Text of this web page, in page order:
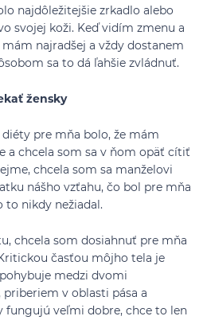
najdôležitejšie zrkadlo alebo
svojej koži. Keď vidím zmenu a
najradšej a vždy dostanem
sa to dá ľahšie zvládnuť.
žensky
pre mňa bolo, že mám
a chcela som sa v ňom opäť cítiť
chcela som sa manželovi
nášho vzťahu, čo bol pre mňa
to nikdy nežiadal.
chcela som dosiahnuť pre mňa
časťou môjho tela je
medzi dvomi
v oblasti pása a
fungujú veľmi dobre, chce to len